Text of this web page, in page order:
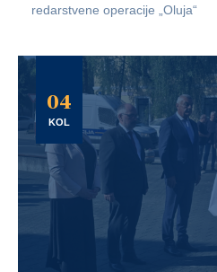
redarstvene operacije „Oluja“
04
KOL